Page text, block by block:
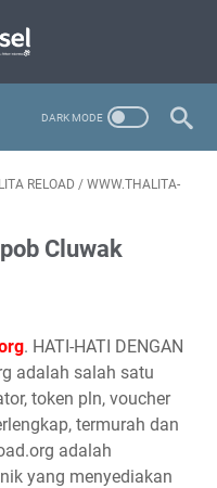
RELOAD / WWW.THALITA-
Cluwak
. HATI-HATI DENGAN
adalah salah satu
token pln, voucher
termurah dan
adalah
yang menyediakan